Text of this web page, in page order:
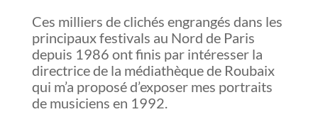
Ces milliers de clichés engrangés dans les
principaux festivals au Nord de Paris
depuis 1986 ont finis par intéresser la
directrice de la médiathèque de Roubaix
qui m’a proposé d’exposer mes portraits
de musiciens en 1992.